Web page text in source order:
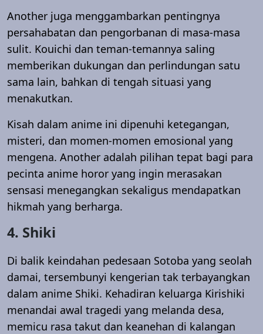
Another juga menggambarkan pentingnya
persahabatan dan pengorbanan di masa-masa
sulit. Kouichi dan teman-temannya saling
memberikan dukungan dan perlindungan satu
sama lain, bahkan di tengah situasi yang
menakutkan.
Kisah dalam anime ini dipenuhi ketegangan,
misteri, dan momen-momen emosional yang
mengena. Another adalah pilihan tepat bagi para
pecinta anime horor yang ingin merasakan
sensasi menegangkan sekaligus mendapatkan
hikmah yang berharga.
4. Shiki
Di balik keindahan pedesaan Sotoba yang seolah
damai, tersembunyi kengerian tak terbayangkan
dalam anime Shiki. Kehadiran keluarga Kirishiki
menandai awal tragedi yang melanda desa,
memicu rasa takut dan keanehan di kalangan